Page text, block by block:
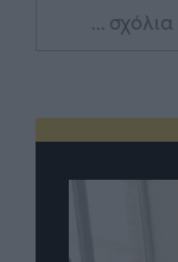
... σχόλια